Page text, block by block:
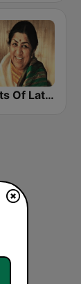
Hits Of Lata Mangeshkar